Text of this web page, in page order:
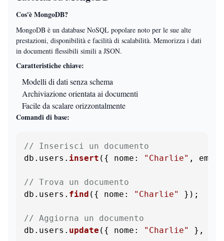
Cos'è MongoDB?
MongoDB è un database NoSQL popolare noto per le sue alte
prestazioni, disponibilità e facilità di scalabilità. Memorizza i dati
in documenti flessibili simili a JSON.
Caratteristiche chiave:
Modelli di dati senza schema
Archiviazione orientata ai documenti
Facile da scalare orizzontalmente
Comandi di base:
// Inserisci un documento
db. users . insert ({ nome : "Charlie" , email
// Trova un documento
db. users . find ({ nome : "Charlie" });
// Aggiorna un documento
db. users . update ({ nome : "Charlie" }, {